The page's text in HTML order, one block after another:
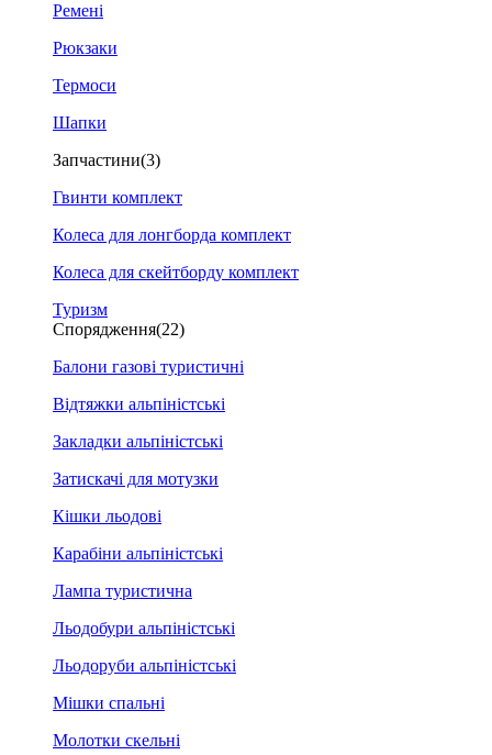
Ремені
Рюкзаки
Термоси
Шапки
Запчастини(3)
Гвинти комплект
Колеса для лонгборда комплект
Колеса для скейтборду комплект
Туризм
Спорядження(22)
Балони газові туристичні
Відтяжки альпіністські
Закладки альпіністські
Затискачі для мотузки
Кішки льодові
Карабіни альпіністські
Лампа туристична
Льодобури альпіністські
Льодоруби альпіністські
Мішки спальні
Молотки скельні